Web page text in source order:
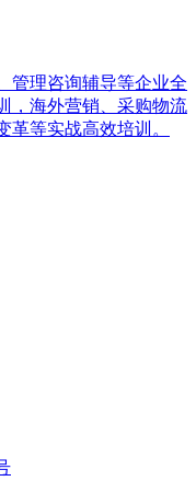
管理咨询辅导等企业全
，海外营销、采购物流
等实战高效培训。